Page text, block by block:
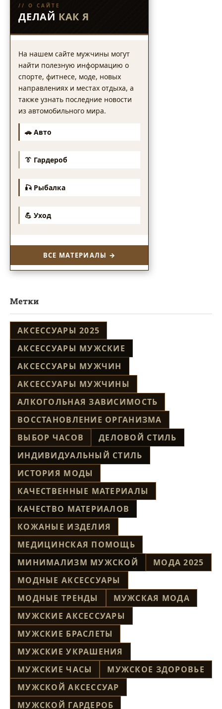
// О САЙТЕ
ДЕЛАЙ КАК Я
На нашем сайте мужчины могут
найти полезную информацию о
спорте, фитнесе, моде, новых
направлениях и местах отдыха, а
также узнать последние новости
из автомобильного мира.
🚗 Авто
👔 Гардероб
🎣 Рыбалка
💪 Уход
ВСЕ МАТЕРИАЛЫ →
Метки
АКСЕССУАРЫ 2025
АКСЕССУАРЫ МУЖСКИЕ
АКСЕССУАРЫ МУЖЧИН
АКСЕССУАРЫ МУЖЧИНЫ
АЛКОГОЛЬНАЯ ЗАВИСИМОСТЬ
ВОССТАНОВЛЕНИЕ ОРГАНИЗМА
ВЫБОР ЧАСОВ
ДЕЛОВОЙ СТИЛЬ
ИНДИВИДУАЛЬНЫЙ СТИЛЬ
ИСТОРИЯ МОДЫ
КАЧЕСТВЕННЫЕ МАТЕРИАЛЫ
КАЧЕСТВО МАТЕРИАЛОВ
КОЖАНЫЕ ИЗДЕЛИЯ
МЕДИЦИНСКАЯ ПОМОЩЬ
МИНИМАЛИЗМ МУЖСКОЙ
МОДА 2025
МОДНЫЕ АКСЕССУАРЫ
МОДНЫЕ ТРЕНДЫ
МУЖСКАЯ МОДА
МУЖСКИЕ АКСЕССУАРЫ
МУЖСКИЕ БРАСЛЕТЫ
МУЖСКИЕ УКРАШЕНИЯ
МУЖСКИЕ ЧАСЫ
МУЖСКОЕ ЗДОРОВЬЕ
МУЖСКОЙ АКСЕССУАР
МУЖСКОЙ ГАРДЕРОБ